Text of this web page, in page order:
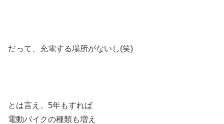
だって、充電する場所がないし(笑)
とは言え、5年もすれば
電動バイクの種類も増え